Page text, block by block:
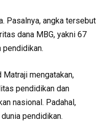
Pasalnya, angka tersebut
dana MBG, yakni 67
pendidikan.
mengatakan,
pendidikan dan
nasional. Padahal,
pendidikan.